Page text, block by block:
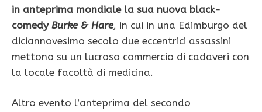
in anteprima mondiale la sua nuova black-
comedy Burke & Hare, in cui in una Edimburgo del
diciannovesimo secolo due eccentrici assassini
mettono su un lucroso commercio di cadaveri con
la locale facoltà di medicina.
Altro evento l’anteprima del secondo